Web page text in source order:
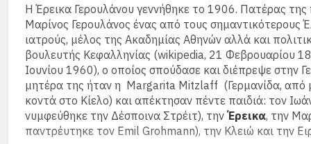
Ήταν παντρεμένη με τον γιατρό Γιάννη Σιδερίδη,
ΚΚΕ, που το 1943 πέθανε από πείνα στην
γέννησε στην εξορία την κόρης της Αγνή.
Το 1942 ενώ είχε παραδοθεί στις κατοχικές δυνάμεις
προηγούμενο καθεστώς κατάφερε να δραπετεύσει
Μεταγωγών Αθηνών αφού πρώτα είχε μεταχθεί σε
γίνει σταδιακά υπεύθυνη της εθνικοαπελευθερωτικής
φεμινιστικής οργάνωσης Λεύτερη Νέα, ενώ αργότερα
του Κεντρικού Συμβουλίου της ΕΠΟΝ και επικεφαλής
Η Έρεικα Γερουλάνου γεννήθηκε το 1906. Πατέρας της
Μαρίνος Γερουλάνος ένας από τους σημαντικότερους
ιατρούς, μέλος της Ακαδημίας Αθηνών αλλά και
βουλευτής Κεφαλληνίας (wikipedia, 21 Φεβρουαρίου
Ιουνίου 1960), ο οποίος σπούδασε και διέπρεψε στην
μητέρα της ήταν η Margarita Mitzlaff (Γερμανίδα, από
κοντά στο Κίελο) και απέκτησαν πέντε παιδιά: τον
νυμφεύθηκε την Δέσποινα Στρέιτ), την Έρεικα, την
παντρέυτηκε τον Emil Grohmann), την Κλειώ και την